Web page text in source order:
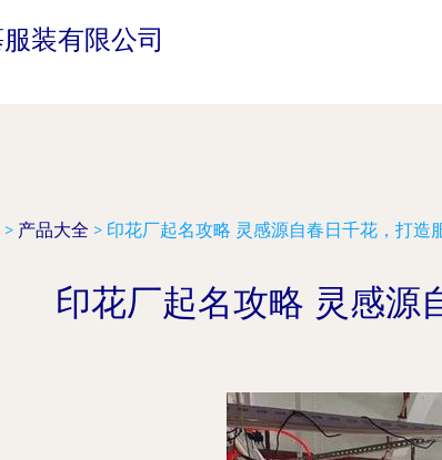
装有限公司
> 产品大全 > 印花厂起名攻略 灵感源自春日千花，打造
印花厂起名攻略 灵感源